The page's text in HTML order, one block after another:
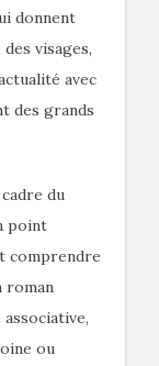
donnent
visages,
avec
des grands
du
point
comprendre
ou